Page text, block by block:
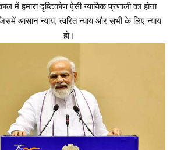
में हमारा दृष्टिकोण ऐसी न्यायिक प्रणाली का होना
आसान न्याय, त्वरित न्याय और सभी के लिए न्याय
हो।